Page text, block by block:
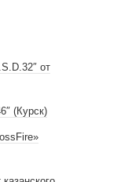
от
(Курск)